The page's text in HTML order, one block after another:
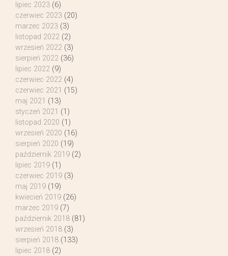
lipiec 2023 (6)
czerwiec 2023 (20)
marzec 2023 (3)
listopad 2022 (2)
wrzesień 2022 (3)
sierpień 2022 (36)
lipiec 2022 (9)
czerwiec 2022 (4)
czerwiec 2021 (15)
maj 2021 (13)
styczeń 2021 (1)
listopad 2020 (1)
wrzesień 2020 (16)
sierpień 2020 (19)
październik 2019 (2)
lipiec 2019 (1)
czerwiec 2019 (3)
maj 2019 (19)
kwiecień 2019 (26)
marzec 2019 (7)
październik 2018 (81)
wrzesień 2018 (3)
sierpień 2018 (133)
lipiec 2018 (2)